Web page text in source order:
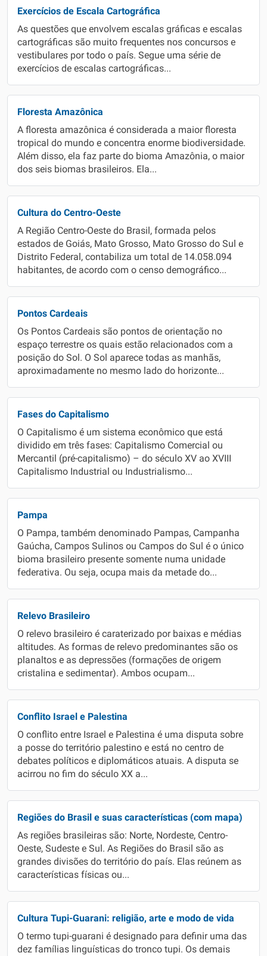
Exercícios de Escala Cartográfica
As questões que envolvem escalas gráficas e escalas
cartográficas são muito frequentes nos concursos e
vestibulares por todo o país. Segue uma série de
exercícios de escalas cartográficas...
Floresta Amazônica
A floresta amazônica é considerada a maior floresta
tropical do mundo e concentra enorme biodiversidade.
Além disso, ela faz parte do bioma Amazônia, o maior
dos seis biomas brasileiros. Ela...
Cultura do Centro-Oeste
A Região Centro-Oeste do Brasil, formada pelos
estados de Goiás, Mato Grosso, Mato Grosso do Sul e
Distrito Federal, contabiliza um total de 14.058.094
habitantes, de acordo com o censo demográfico...
Pontos Cardeais
Os Pontos Cardeais são pontos de orientação no
espaço terrestre os quais estão relacionados com a
posição do Sol. O Sol aparece todas as manhãs,
aproximadamente no mesmo lado do horizonte...
Fases do Capitalismo
O Capitalismo é um sistema econômico que está
dividido em três fases: Capitalismo Comercial ou
Mercantil (pré-capitalismo) – do século XV ao XVIII
Capitalismo Industrial ou Industrialismo...
Pampa
O Pampa, também denominado Pampas, Campanha
Gaúcha, Campos Sulinos ou Campos do Sul é o único
bioma brasileiro presente somente numa unidade
federativa. Ou seja, ocupa mais da metade do...
Relevo Brasileiro
O relevo brasileiro é caraterizado por baixas e médias
altitudes. As formas de relevo predominantes são os
planaltos e as depressões (formações de origem
cristalina e sedimentar). Ambos ocupam...
Conflito Israel e Palestina
O conflito entre Israel e Palestina é uma disputa sobre
a posse do território palestino e está no centro de
debates políticos e diplomáticos atuais. A disputa se
acirrou no fim do século XX a...
Regiões do Brasil e suas características (com mapa)
As regiões brasileiras são: Norte, Nordeste, Centro-
Oeste, Sudeste e Sul. As Regiões do Brasil são as
grandes divisões do território do país. Elas reúnem as
características físicas ou...
Cultura Tupi-Guarani: religião, arte e modo de vida
O termo tupi-guarani é designado para definir uma das
dez famílias linguísticas do tronco tupi. Os demais